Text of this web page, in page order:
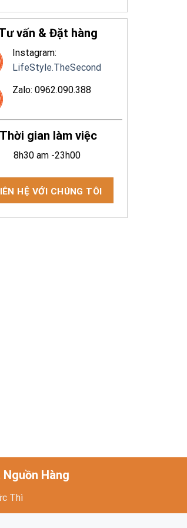
vấn & Đặt hàng
Instagram:
LifeStyle.TheSecond
Zalo: 0962.090.388
Thời gian làm việc
8h30 am -23h00
HỆ VỚI CHÚNG TÔI
Nguồn Hàng
Thì